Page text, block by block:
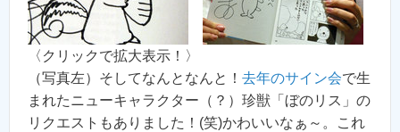
〈クリックで拡大表示！〉
（写真左）そしてなんとなんと！ 去年のサイン会で生
まれたニューキャラクター（？）珍獣「ぼのリス」の
リクエストもありました！(笑)かわいいなぁ～。これ